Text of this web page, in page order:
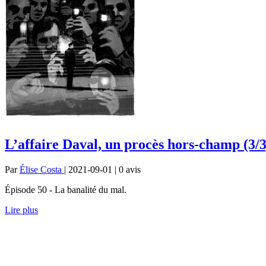
L’affaire Daval, un procès hors-champ (3/
ParÉlise Costa | 2021-09-01 | 0 avis
Épisode 50 - La banalité du mal.
Lire plus